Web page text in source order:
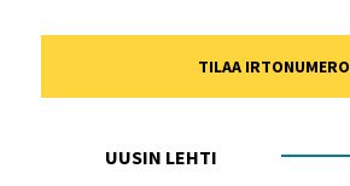
TILAA IRTONUMERO
UUSIN LEHTI